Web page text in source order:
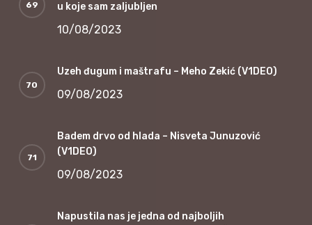
u koje sam zaljubljen
10/08/2023
Uzeh đugum i maštrafu – Meho Zekić (V1DEO)
09/08/2023
Badem drvo od hlada – Nisveta Junuzović
(V1DEO)
09/08/2023
Napustila nas je jedna od najboljih